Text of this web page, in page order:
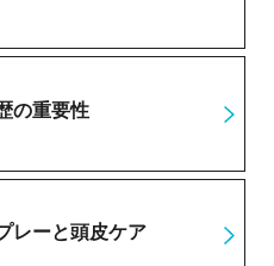
の重要性
レーと頭皮ケア